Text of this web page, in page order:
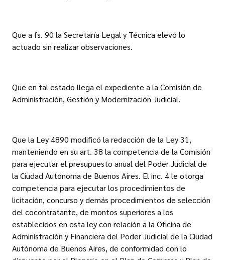
Que a fs. 90 la Secretaría Legal y Técnica elevó lo
actuado sin realizar observaciones.
Que en tal estado llega el expediente a la Comisión de
Administración, Gestión y Modernización Judicial.
Que la Ley 4890 modificó la redacción de la Ley 31,
manteniendo en su art. 38 la competencia de la Comisión
para ejecutar el presupuesto anual del Poder Judicial de
la Ciudad Autónoma de Buenos Aires. El inc. 4 le otorga
competencia para ejecutar los procedimientos de
licitación, concurso y demás procedimientos de selección
del cocontratante, de montos superiores a los
establecidos en esta ley con relación a la Oficina de
Administración y Financiera del Poder Judicial de la Ciudad
Autónoma de Buenos Aires, de conformidad con lo